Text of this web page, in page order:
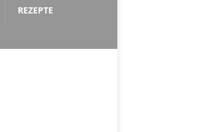
REZEPTE